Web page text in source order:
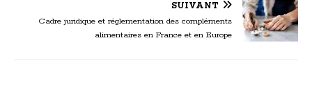
SUIVANT
Cadre juridique et réglementation des compléments
alimentaires en France et en Europe